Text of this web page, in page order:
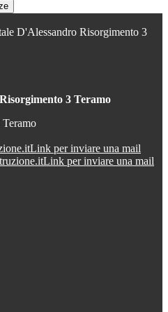
D'Alessandro Risorgimento 3
3 Teramo
Link per inviare una mail
Link per inviare una mail